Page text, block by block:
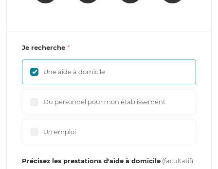
Je recherche
Une aide à domicile
Du personnel pour mon établissement
Un emploi
Précisez les prestations d'aide à domicile